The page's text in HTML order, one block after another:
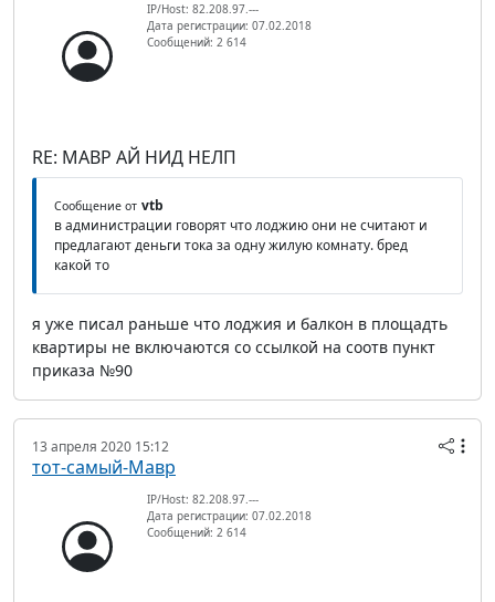
IP/Host: 82.208.97.---
Дата регистрации: 07.02.2018
Сообщений: 2 614
RE: МАВР АЙ НИД НЕЛП
Сообщение от vtb
в администрации говорят что лоджию они не считают и
предлагают деньги тока за одну жилую комнату. бред
какой то
я уже писал раньше что лоджия и балкон в площадть
квартиры не включаются со ссылкой на соотв пункт
приказа №90
13 апреля 2020 15:12
тот-самый-Мавр
IP/Host: 82.208.97.---
Дата регистрации: 07.02.2018
Сообщений: 2 614